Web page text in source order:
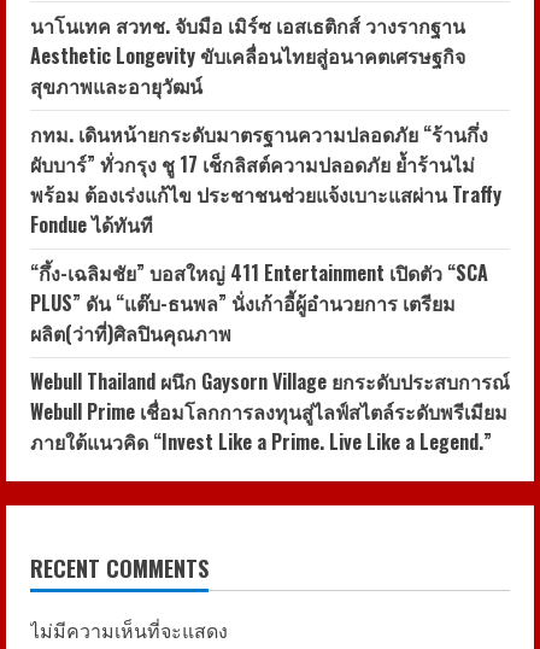
นาโนเทค สวทช. จับมือ เมิร์ซ เอสเธติกส์ วางรากฐาน
Aesthetic Longevity ขับเคลื่อนไทยสู่อนาคตเศรษฐกิจ
สุขภาพและอายุวัฒน์
กทม. เดินหน้ายกระดับมาตรฐานความปลอดภัย “ร้านกึ่ง
ผับบาร์” ทั่วกรุง ชู 17 เช็กลิสต์ความปลอดภัย ย้ำร้านไม่
พร้อม ต้องเร่งแก้ไข ประชาชนช่วยแจ้งเบาะแสผ่าน Traffy
Fondue ได้ทันที
“กึ้ง-เฉลิมชัย” บอสใหญ่ 411 Entertainment เปิดตัว “SCA
PLUS” ดัน “แต๊บ-ธนพล” นั่งเก้าอี้ผู้อำนวยการ เตรียม
ผลิต(ว่าที่)ศิลปินคุณภาพ
Webull Thailand ผนึก Gaysorn Village ยกระดับประสบการณ์
Webull Prime เชื่อมโลกการลงทุนสู่ไลฟ์สไตล์ระดับพรีเมียม
ภายใต้แนวคิด “Invest Like a Prime. Live Like a Legend.”
RECENT COMMENTS
ไม่มีความเห็นที่จะแสดง